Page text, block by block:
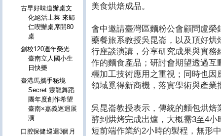
美食烘焙成品。
會中邀請臺灣區麵粉公會顧問盧
藥餐旅系教授吳昆崙，以及頂好
行座談演講，分享研究成果與實
作的麵食產品；研討會期望透過
糰加工技術應用之重視；同時也
領域覓得新商機，落實學術與產
吳昆崙教授表示，傳統的麵包烘
酵到烘烤完成出爐，大概需3至4
短前端作業約2小時的製程，無形
古早好味道辦桌文
化絕活上菜 來歸
仁喫辦桌席開80
桌
創校120週年榮光
臺南立人國小生
日快樂
臺港馬攜手秘境
Secret 靈龍舞蹈
團年度創作希望
臺南×嘉義巡迴展
演
口腔保健巡迴3個月